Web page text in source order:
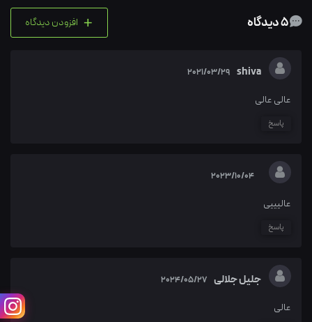
+ افزودن دیدگاه
shiva
2021/03/29
عالی عالی
پاسخ
2023/10/04
عالیییی
پاسخ
جلیل جلالی 2024/05/27
عالی